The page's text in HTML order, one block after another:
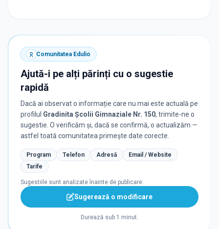
Comunitatea Edulio
Ajută-i pe alți părinți cu o sugestie
rapidă
Dacă ai observat o informație care nu mai este actuală pe
profilul Gradinita Școlii Gimnaziale Nr. 150, trimite-ne o
sugestie. O verificăm și, dacă se confirmă, o actualizăm —
astfel toată comunitatea primește date corecte.
Program Telefon Adresă
Email / Website
Tarife
Sugestiile sunt analizate înainte de publicare.
Sugerează o modificare
Durează sub 1 minut.